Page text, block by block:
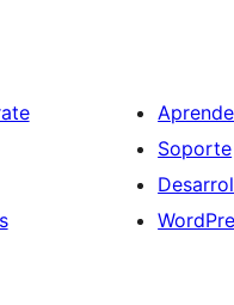
Soporte